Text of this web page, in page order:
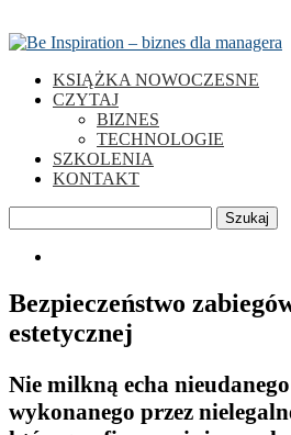
KSIĄŻKA NOWOCZESNE
CZYTAJ
BIZNES
TECHNOLOGIE
SZKOLENIA
KONTAKT
Szukaj
Bezpieczeństwo
estetycznej
Nie milkną echa
wykonanego przez